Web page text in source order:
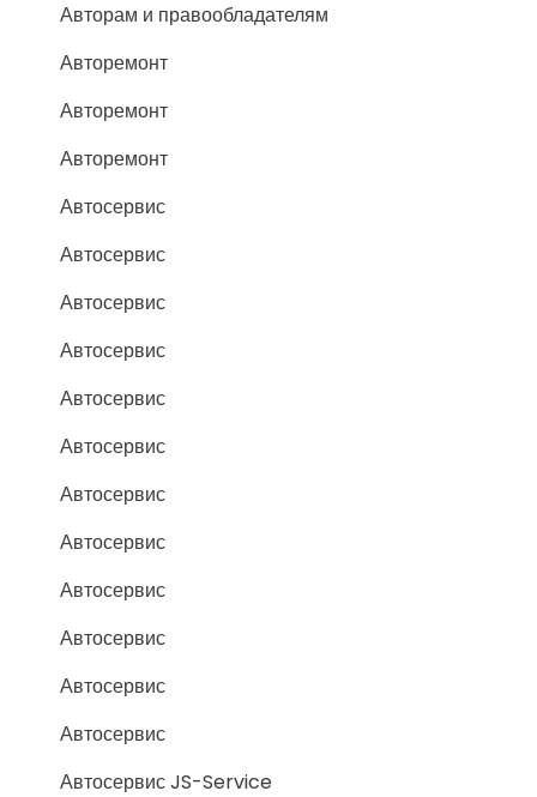
Авторам и правообладателям
Авторемонт
Авторемонт
Авторемонт
Автосервис
Автосервис
Автосервис
Автосервис
Автосервис
Автосервис
Автосервис
Автосервис
Автосервис
Автосервис
Автосервис
Автосервис
Автосервис JS-Service